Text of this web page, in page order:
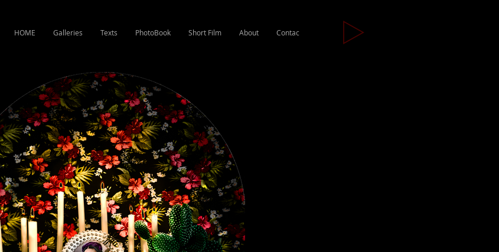
HOME Galleries Texts PhotoBook Short Film About Contac